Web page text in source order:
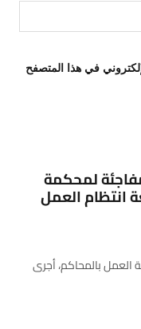
في هذا المتصفح
لمحكمة
انتظام العمل
العمل بالمحاكم، أجرى